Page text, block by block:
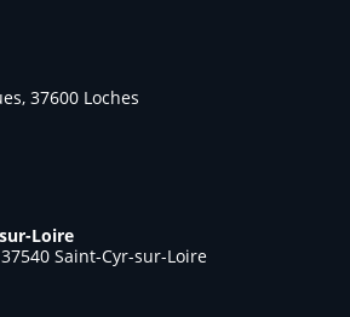
37600 Loches
Loire
Saint-Cyr-sur-Loire